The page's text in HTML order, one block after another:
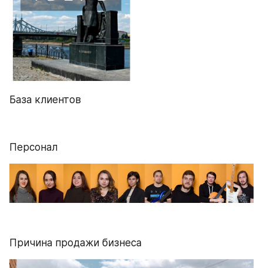
База клиентов
Персонал
Причина продажи бизнеса